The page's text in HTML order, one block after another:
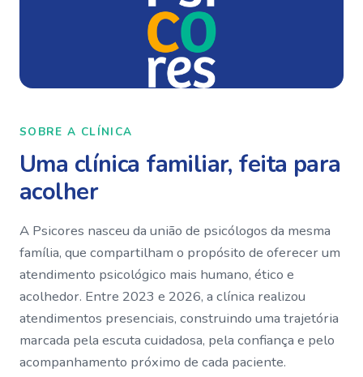
SOBRE A CLÍNICA
Uma clínica familiar, feita para
acolher
A Psicores nasceu da união de psicólogos da mesma
família, que compartilham o propósito de oferecer um
atendimento psicológico mais humano, ético e
acolhedor. Entre 2023 e 2026, a clínica realizou
atendimentos presenciais, construindo uma trajetória
marcada pela escuta cuidadosa, pela confiança e pelo
acompanhamento próximo de cada paciente.